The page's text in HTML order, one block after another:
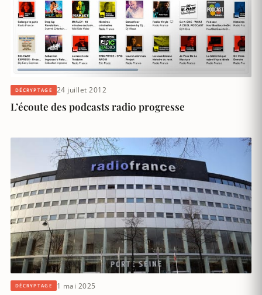
DÉCRYPTAGE 24 juillet 2012
L’écoute des podcasts radio progresse
DÉCRYPTAGE 1 mai 2025